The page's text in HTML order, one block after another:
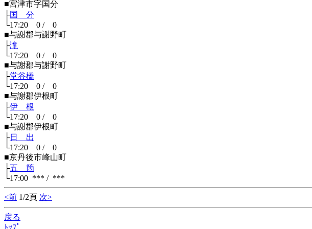
■宮津市字国分
├国 分
└17:20 0 / 0
■与謝郡与謝野町
├滝
└17:20 0 / 0
■与謝郡与謝野町
├堂谷橋
└17:20 0 / 0
■与謝郡伊根町
├伊 根
└17:20 0 / 0
■与謝郡伊根町
├日 出
└17:20 0 / 0
■京丹後市峰山町
├五 箇
└17:00 *** / ***
<前 1/2頁 次>
戻る
ﾄｯﾌﾟ